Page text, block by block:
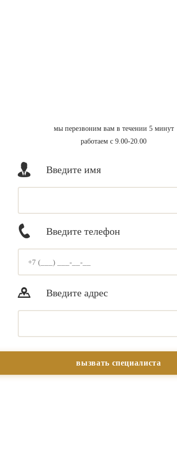
мы перезвоним вам в течении 5 минут
работаем с 9.00-20.00
Введите имя
Введите телефон
Введите адрес